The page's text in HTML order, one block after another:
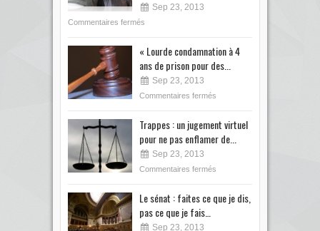
Sep 23, 2013
Commentaires fermés
« Lourde condamnation à 4
ans de prison pour des...
Sep 23, 2013
Commentaires fermés
Trappes : un jugement virtuel
pour ne pas enflamer de...
Sep 23, 2013
Commentaires fermés
Le sénat : faites ce que je dis,
pas ce que je fais…
Sep 23, 2013